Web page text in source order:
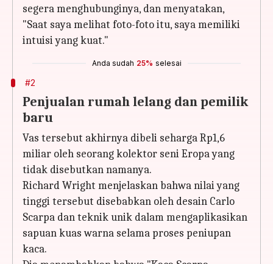
segera menghubunginya, dan menyatakan,
"Saat saya melihat foto-foto itu, saya memiliki
intuisi yang kuat."
Anda sudah 25% selesai
#2
Penjualan rumah lelang dan pemilik
baru
Vas tersebut akhirnya dibeli seharga Rp1,6
miliar oleh seorang kolektor seni Eropa yang
tidak disebutkan namanya.
Richard Wright menjelaskan bahwa nilai yang
tinggi tersebut disebabkan oleh desain Carlo
Scarpa dan teknik unik dalam mengaplikasikan
sapuan kuas warna selama proses peniupan
kaca.